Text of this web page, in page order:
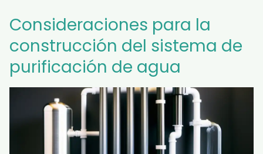
Consideraciones para la
construcción del sistema de
purificación de agua